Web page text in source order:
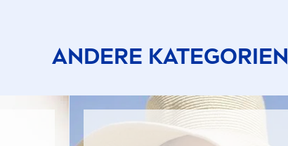
ANDERE KATEGORIEN